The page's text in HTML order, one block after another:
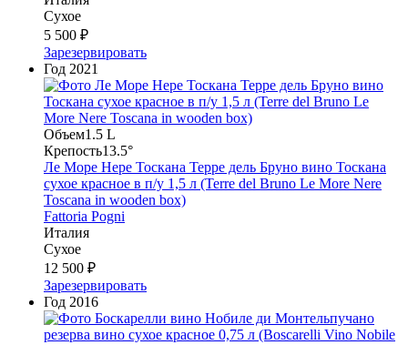
Сухое
5 500 ₽
Зарезервировать
Год 2021
Объем1.5 L
Крепость13.5°
Ле Море Нере Тоскана Терре дель Бруно вино Тоскана
сухое красное в п/у 1,5 л (Terre del Bruno Le More Nere
Toscana in wooden box)
Fattoria Pogni
Италия
Сухое
12 500 ₽
Зарезервировать
Год 2016